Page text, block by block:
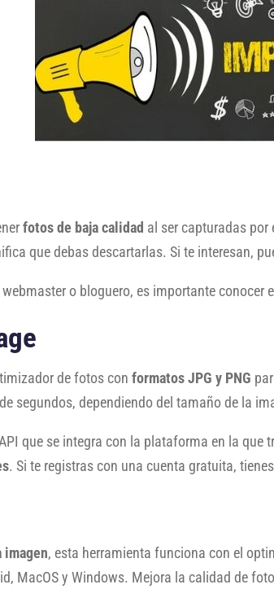
fotos de baja calidad al ser capturadas
que debas descartarlas. Si te interesan,
o bloguero, es importante
de fotos conformatos JPG y PNG
segundos, dependiendo del tamaño de la
que se integra con la plataforma en la
. Si te registras con una cuenta gratuita,
imagen, esta herramienta funciona con el
MacOS y Windows. Mejora la calidad de